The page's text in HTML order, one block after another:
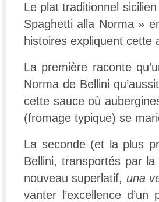
Le plat traditionnel
Spaghetti alla Norma »
histoires expliquent cette
La première raconte
Norma de Bellini
cette sauce où
(fromage typique) se
La seconde (et la plus
Bellini, transportés par
nouveau superlatif, una
vanter l’excellence